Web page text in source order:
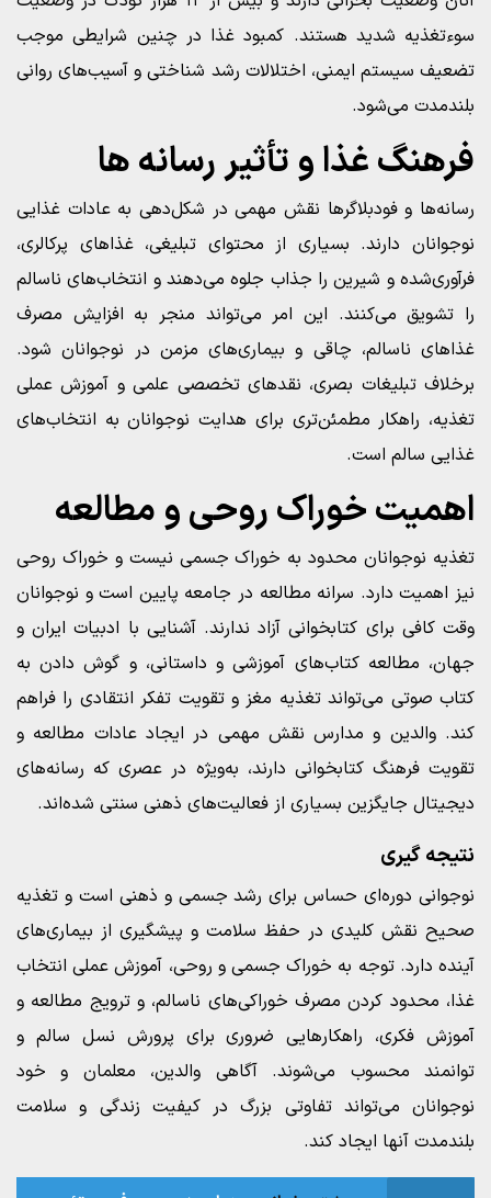
سوءتغذیه شدید هستند. کمبود غذا در چنین شرایطی موجب
تضعیف سیستم ایمنی، اختلالات رشد شناختی و آسیب‌های روانی
بلندمدت می‌شود.
فرهنگ غذا و تأثیر رسانه‌ ها
رسانه‌ها و فودبلاگرها نقش مهمی در شکل‌دهی به عادات غذایی
نوجوانان دارند. بسیاری از محتوای تبلیغی، غذاهای پرکالری،
فرآوری‌شده و شیرین را جذاب جلوه می‌دهند و انتخاب‌های ناسالم
را تشویق می‌کنند. این امر می‌تواند منجر به افزایش مصرف
غذاهای ناسالم، چاقی و بیماری‌های مزمن در نوجوانان شود.
برخلاف تبلیغات بصری، نقدهای تخصصی علمی و آموزش عملی
تغذیه، راهکار مطمئن‌تری برای هدایت نوجوانان به انتخاب‌های
غذایی سالم است.
اهمیت خوراک روحی و مطالعه
تغذیه نوجوانان محدود به خوراک جسمی نیست و خوراک روحی
نیز اهمیت دارد. سرانه مطالعه در جامعه پایین است و نوجوانان
وقت کافی برای کتابخوانی آزاد ندارند. آشنایی با ادبیات ایران و
جهان، مطالعه کتاب‌های آموزشی و داستانی، و گوش دادن به
کتاب صوتی می‌تواند تغذیه مغز و تقویت تفکر انتقادی را فراهم
کند. والدین و مدارس نقش مهمی در ایجاد عادات مطالعه و
تقویت فرهنگ کتابخوانی دارند، به‌ویژه در عصری که رسانه‌های
دیجیتال جایگزین بسیاری از فعالیت‌های ذهنی سنتی شده‌اند.
نتیجه‌ گیری
نوجوانی دوره‌ای حساس برای رشد جسمی و ذهنی است و تغذیه
صحیح نقش کلیدی در حفظ سلامت و پیشگیری از بیماری‌های
آینده دارد. توجه به خوراک جسمی و روحی، آموزش عملی انتخاب
غذا، محدود کردن مصرف خوراکی‌های ناسالم، و ترویج مطالعه و
آموزش فکری، راهکارهایی ضروری برای پرورش نسل سالم و
توانمند محسوب می‌شوند. آگاهی والدین، معلمان و خود
نوجوانان می‌تواند تفاوتی بزرگ در کیفیت زندگی و سلامت
بلندمدت آنها ایجاد کند.